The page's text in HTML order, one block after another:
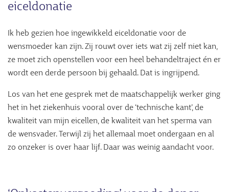
eiceldonatie
Ik heb gezien hoe ingewikkeld eiceldonatie voor de
wensmoeder kan zijn. Zij rouwt over iets wat zij zelf niet kan,
ze moet zich openstellen voor een heel behandeltraject én er
wordt een derde persoon bij gehaald. Dat is ingrijpend.
Los van het ene gesprek met de maatschappelijk werker ging
het in het ziekenhuis vooral over de ‘technische kant’, de
kwaliteit van mijn eicellen, de kwaliteit van het sperma van
de wensvader. Terwijl zij het allemaal moet ondergaan en al
zo onzeker is over haar lijf. Daar was weinig aandacht voor.